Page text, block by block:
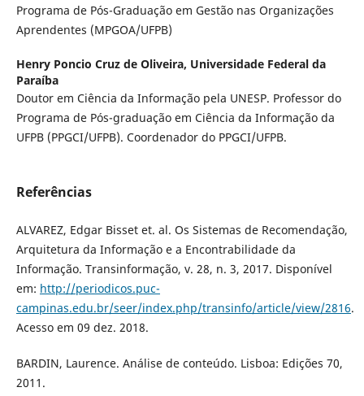
Programa de Pós-Graduação em Gestão nas Organizações
Aprendentes (MPGOA/UFPB)
Henry Poncio Cruz de Oliveira, Universidade Federal da
Paraíba
Doutor em Ciência da Informação pela UNESP. Professor do
Programa de Pós-graduação em Ciência da Informação da
UFPB (PPGCI/UFPB). Coordenador do PPGCI/UFPB.
Referências
ALVAREZ, Edgar Bisset et. al. Os Sistemas de Recomendação,
Arquitetura da Informação e a Encontrabilidade da
Informação. Transinformação, v. 28, n. 3, 2017. Disponível
em: http://periodicos.puc-
campinas.edu.br/seer/index.php/transinfo/article/view/2816.
Acesso em 09 dez. 2018.
BARDIN, Laurence. Análise de conteúdo. Lisboa: Edições 70,
2011.